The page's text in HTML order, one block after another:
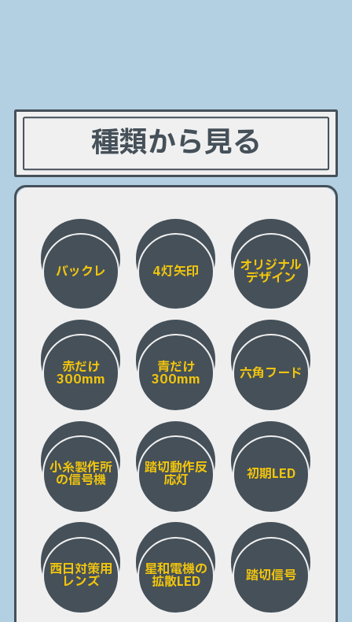
種類から見る
バックレ 4灯矢印 オリジナル
デザイン
赤だけ
300mm
青だけ
300mm 六角フード
小糸製作所
の信号機
踏切動作反
応灯 初期LED
西日対策用
レンズ
星和電機の
拡散LED 踏切信号